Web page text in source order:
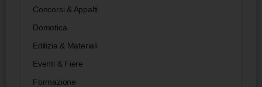
Concorsi & Appalti
Domotica
Edilizia & Materiali
Eventi & Fiere
Formazione